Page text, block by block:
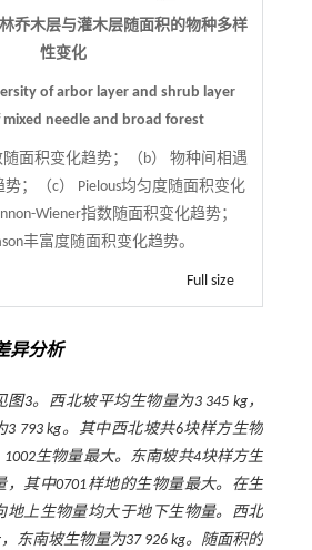
乔木层与灌木层随面积的物种多样
性变化
of arbor layer and shrub layer
needle and broad forest
随面积变化趋势；（b） 物种间相遇
；（c） Pielous均匀度随面积变化
Wiener指数随面积变化趋势；
丰富度随面积变化趋势。
Full size
异分析
图3。西北坡平均生物量为3 345 kg，
3 793 kg。其中西北坡共6块样方生物
生物量最大。东南坡共4块样方生
，其中0701样地的生物量最大。在生
地上生物量均大于地下生物量。西北
东南坡生物量为37 926 kg。随面积的